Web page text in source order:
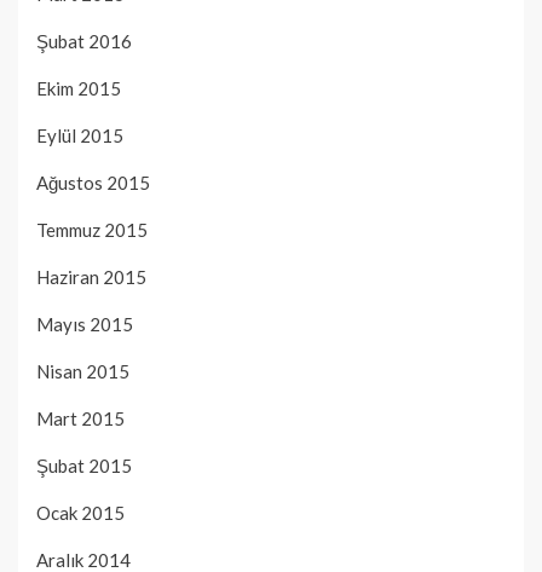
Şubat 2016
Ekim 2015
Eylül 2015
Ağustos 2015
Temmuz 2015
Haziran 2015
Mayıs 2015
Nisan 2015
Mart 2015
Şubat 2015
Ocak 2015
Aralık 2014